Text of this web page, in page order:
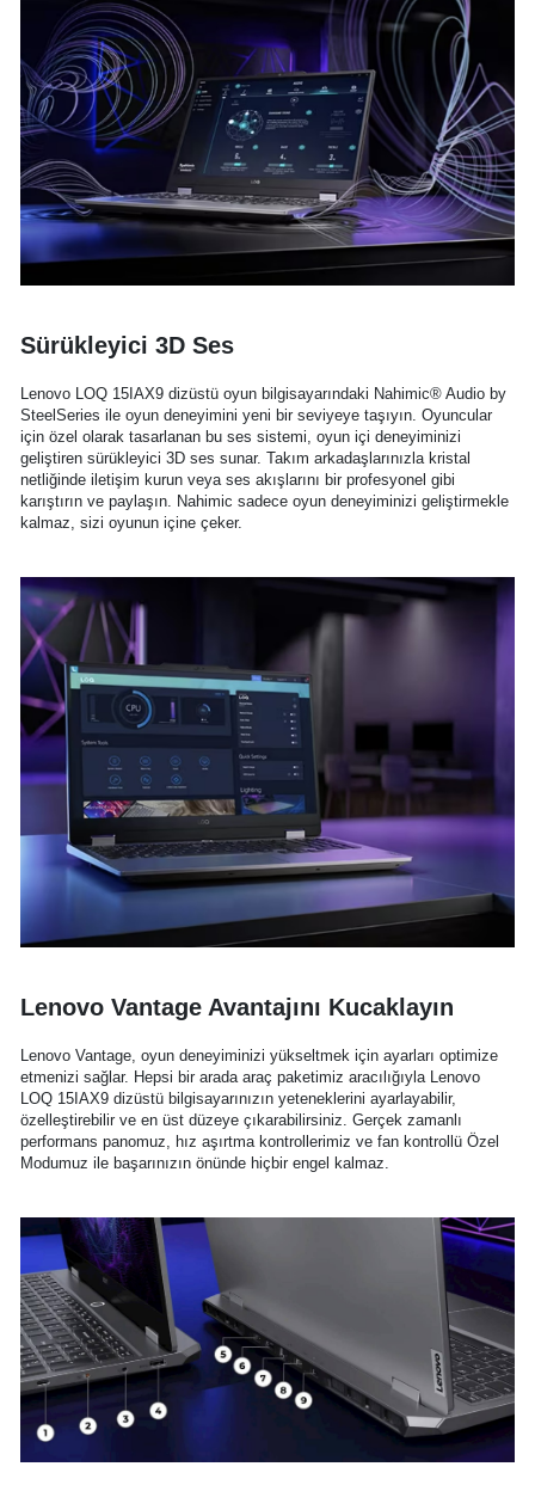
Sürükleyici 3D Ses
Lenovo LOQ 15IAX9 dizüstü oyun bilgisayarındaki Nahimic® Audio by
SteelSeries ile oyun deneyimini yeni bir seviyeye taşıyın. Oyuncular
için özel olarak tasarlanan bu ses sistemi, oyun içi deneyiminizi
geliştiren sürükleyici 3D ses sunar. Takım arkadaşlarınızla kristal
netliğinde iletişim kurun veya ses akışlarını bir profesyonel gibi
karıştırın ve paylaşın. Nahimic sadece oyun deneyiminizi geliştirmekle
kalmaz, sizi oyunun içine çeker.
Lenovo Vantage Avantajını Kucaklayın
Lenovo Vantage, oyun deneyiminizi yükseltmek için ayarları optimize
etmenizi sağlar. Hepsi bir arada araç paketimiz aracılığıyla Lenovo
LOQ 15IAX9 dizüstü bilgisayarınızın yeteneklerini ayarlayabilir,
özelleştirebilir ve en üst düzeye çıkarabilirsiniz. Gerçek zamanlı
performans panomuz, hız aşırtma kontrollerimiz ve fan kontrollü Özel
Modumuz ile başarınızın önünde hiçbir engel kalmaz.